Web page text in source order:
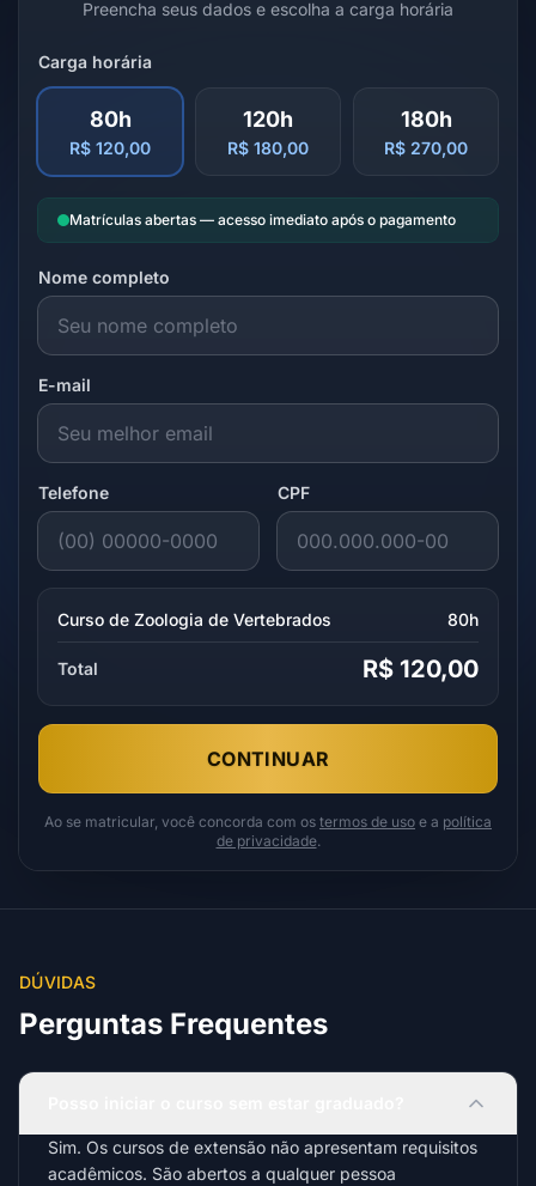
Preencha seus dados e escolha a carga horária
Carga horária
80h
R$ 120,00
120h
R$ 180,00
180h
R$ 270,00
Matrículas abertas — acesso imediato após o pagamento
Nome completo
E-mail
Telefone CPF
Curso de Zoologia de Vertebrados 80h
Total R$ 120,00
CONTINUAR
Ao se matricular, você concorda com os termos de uso e a política
de privacidade.
DÚVIDAS
Perguntas Frequentes
Sim. Os cursos de extensão não apresentam requisitos
acadêmicos. São abertos a qualquer pessoa